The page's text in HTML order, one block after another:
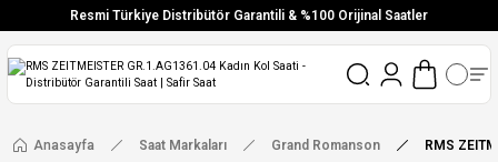
Resmi Türkiye Distribütör Garantili & %100 Orijinal Saatler
Vade Farksız 6 Taksit
Aynı Gün Stoktan Gönderim
Ücretsiz Kargo
Anasayfa Saat Markaları Grand Romanson RMS